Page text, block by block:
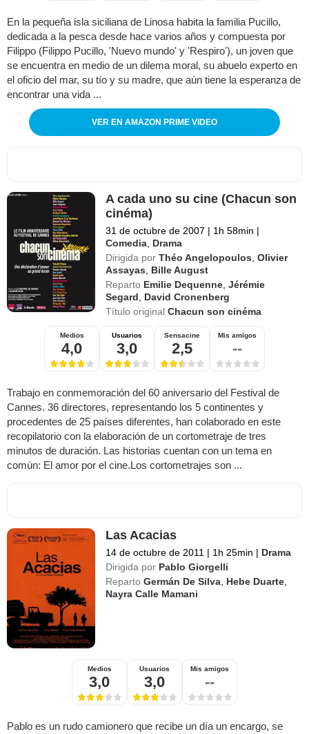
En la pequeña isla siciliana de Linosa habita la familia Pucillo,
dedicada a la pesca desde hace varios años y compuesta por
Filippo (Filippo Pucillo, 'Nuevo mundo' y 'Respiro'), un joven que
se encuentra en medio de un dilema moral, su abuelo experto en
el oficio del mar, su tío y su madre, que aún tiene la esperanza de
encontrar una vida ...
VER EN AMAZON PRIME VIDEO
A cada uno su cine (Chacun son
cinéma)
31 de octubre de 2007 | 1h 58min |
Comedia, Drama
Dirigida por Théo Angelopoulos,Olivier
Assayas, Bille August
Reparto Emilie Dequenne,Jérémie
Segard, David Cronenberg
Título originalChacun son cinéma
Medios
4,0
Usuarios
3,0
Sensacine
2,5
Mis amigos
--
Trabajo en conmemoración del 60 aniversario del Festival de
Cannes. 36 directores, representando los 5 continentes y
procedentes de 25 países diferentes, han colaborado en este
recopilatorio con la elaboración de un cortometraje de tres
minutos de duración. Las historias cuentan con un tema en
común: El amor por el cine.Los cortometrajes son ...
Las Acacias
14 de octubre de 2011 | 1h 25min | Drama
Dirigida por Pablo Giorgelli
Reparto Germán De Silva, Hebe Duarte,
Nayra Calle Mamani
Medios
3,0
Usuarios
3,0
Mis amigos
--
Pablo es un rudo camionero que recibe un día un encargo, se